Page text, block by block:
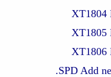
XT1804
XT1805
XT1806